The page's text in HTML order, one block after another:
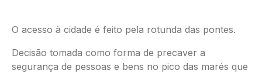
O acesso à cidade é feito pela rotunda das pontes.
Decisão tomada como forma de precaver a
segurança de pessoas e bens no pico das marés que